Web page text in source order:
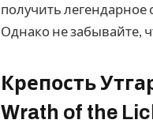
получить
Однако не забывайте,
Крепость
Wrath of the